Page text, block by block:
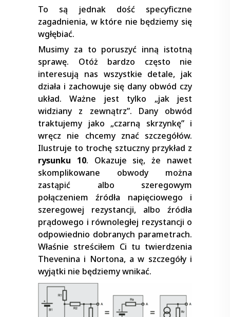
To są jednak dość specyficzne
zagadnienia, w które nie będziemy się
wgłębiać.
Musimy za to poruszyć inną istotną
sprawę. Otóż bardzo często nie
interesują nas wszystkie detale, jak
działa i zachowuje się dany obwód czy
układ. Ważne jest tylko „jak jest
widziany z zewnątrz”. Dany obwód
traktujemy jako „czarną skrzynkę” i
wręcz nie chcemy znać szczegółów.
Ilustruje to trochę sztuczny przykład z
rysunku 10. Okazuje się, że nawet
skomplikowane obwody można
zastąpić albo szeregowym
połączeniem źródła napięciowego i
szeregowej rezystancji, albo źródła
prądowego i równoległej rezystancji o
odpowiednio dobranych parametrach.
Właśnie streściłem Ci tu twierdzenia
Thevenina i Nortona, a w szczegóły i
wyjątki nie będziemy wnikać.